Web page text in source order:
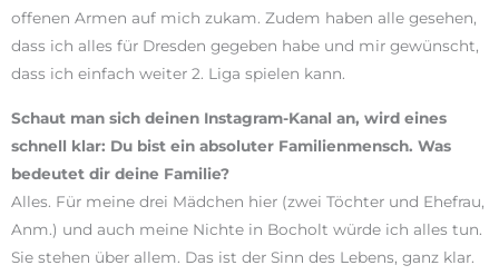
offenen Armen auf mich zukam. Zudem haben alle gesehen,
dass ich alles für Dresden gegeben habe und mir gewünscht,
dass ich einfach weiter 2. Liga spielen kann.
Schaut man sich deinen Instagram-Kanal an, wird eines
schnell klar: Du bist ein absoluter Familienmensch. Was
bedeutet dir deine Familie?
Alles. Für meine drei Mädchen hier (zwei Töchter und Ehefrau,
Anm.) und auch meine Nichte in Bocholt würde ich alles tun.
Sie stehen über allem. Das ist der Sinn des Lebens, ganz klar.